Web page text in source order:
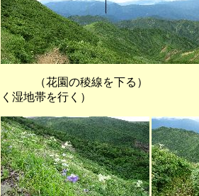
（花園の稜線を下る） （白
く湿地帯を行く）